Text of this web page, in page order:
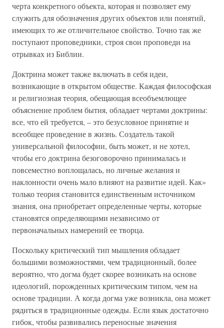
черта конкретного объекта, которая и позволяет ему
служить для обозначения других объектов или понятий,
имеющих то же отличительное свойство. Точно так же
поступают проповедники, строя свои проповеди на
отрывках из Библии.
Доктрина может также включать в себя идеи,
возникающие в открытом обществе. Каждая философская
и религиозная теория, обещающая всеобъемлющее
объяснение проблем бытия, обладает чертами доктрины:
все, что ей требуется, – это безусловное принятие и
всеобщее проведение в жизнь. Создатель такой
универсальной философии, быть может, и не хотел,
чтобы его доктрина безоговорочно принималась и
повсеместно воплощалась, но личные желания и
наклонности очень мало влияют на развитие идей. Как»
только теория становится единственным источником
знания, она приобретает определенные черты, которые
становятся определяющими независимо от
первоначальных намерений ее творца.
Поскольку критический тип мышления обладает
большими возможностями, чем традиционный, более
вероятно, что догма будет скорее возникать на основе
идеологий, порожденных критическим типом, чем на
основе традиции. А когда догма уже возникла, она может
рядиться в традиционные одежды. Если язык достаточно
гибок, чтобы развивались переносные значения